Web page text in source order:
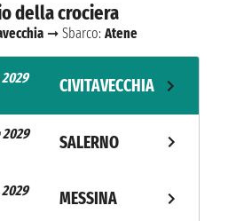
della crociera
➞ Sbarco: Atene
CIVITAVECCHIA
SALERNO
MESSINA